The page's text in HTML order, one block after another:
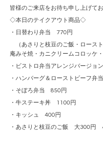
皆様のご来店をお待ち申し上げて
◇本日のテイクアウト商品◇
・日替わり弁当 770円
（あさりと枝豆のご飯・ロース
庵みそ焼・カニクリームコロッケ・
・ビストロ弁当アレンジバージョ
・ハンバーグ＆ローストビーフ弁
・そぼろ弁当 850円
・牛ステーキ丼 1100円
・キッシュ 400円
・あさりと枝豆のご飯 大300円